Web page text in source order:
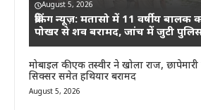
August 5, 2026
ब्रेकिंग न्यूज़: मतासो में 11 वर्षीय बालक
पोखर से शव बरामद, जांच में जुटी
मोबाइल की एक तस्वीर ने खोला राज,
सिक्सर समेत हथियार बरामद
August 5, 2026